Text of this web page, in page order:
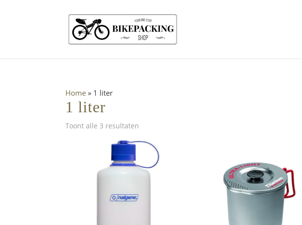
Home » 1 liter
1 liter
Toont alle 3 resultaten
nieuwste